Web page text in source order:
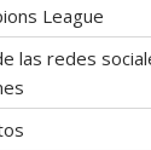
League
las redes